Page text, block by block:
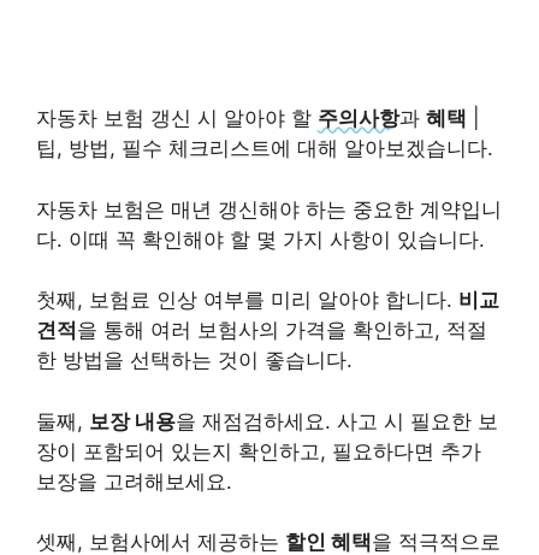
자동차 보험 갱신 시 알아야 할 주의사항과 혜택
팁, 방법, 필수 체크리스트에 대해 알아보겠습니다.
자동차 보험은 매년 갱신해야 하는 중요한 계약입니
다. 이때 꼭 확인해야 할 몇 가지 사항이 있습니다.
첫째, 보험료 인상 여부를 미리 알아야 합니다. 비교
견적 을 통해 여러 보험사의 가격을 확인하고, 적절
한 방법을 선택하는 것이 좋습니다.
둘째, 보장 내용을 재점검하세요. 사고 시 필요한 보
장이 포함되어 있는지 확인하고, 필요하다면 추가
보장을 고려해보세요.
셋째, 보험사에서 제공하는 할인 혜택을 적극적으로